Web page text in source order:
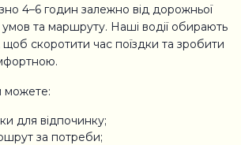
4–6 годин залежно від дорожньої
умов та маршруту. Наші водії обирають
щоб скоротити час поїздки та зробити
можете:
для відпочинку;
за потреби;